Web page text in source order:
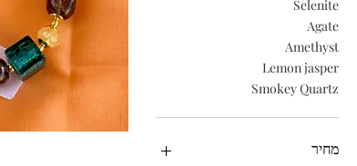
Selenite
Agate
Amethyst
Lemon jasper
Smokey Quartz
מחיר